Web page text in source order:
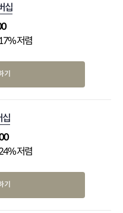
십
저렴
기
십
저렴
기